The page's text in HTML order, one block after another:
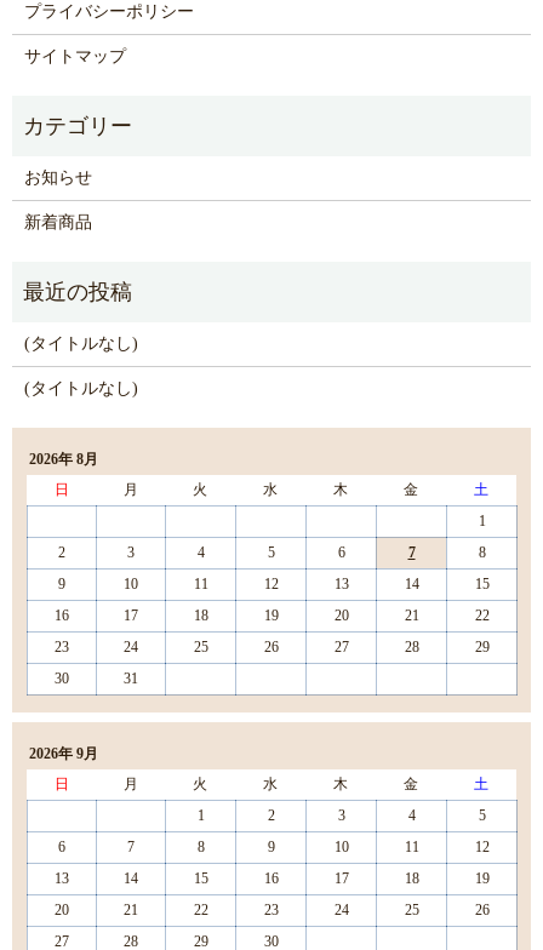
プライバシーポリシー
サイトマップ
お知らせ
新着商品
(タイトルなし)
(タイトルなし)
2026年 8月
日
月 火 水 木 金
土
1
2
3 4 5 6 7
8
9
10 11 12 13 14
15
16
17 18 19 20 21
22
23
24 25 26 27 28
29
30
31
2026年 9月
日
月 火 水 木 金
土
1
2 3 4
5
6
7 8 9 10 11
12
13
14 15 16 17 18
19
20
21 22 23 24 25
26
27
28 29 30